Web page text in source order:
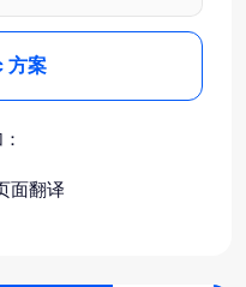
方案
面翻译